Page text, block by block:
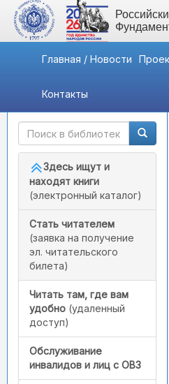
Главная / Новости
Контакты
Быстрый доступ
Здесь ищут и
находят книги
(электронный каталог)
Стать читателем
(заявка на получение
эл. читательского
билета)
Читать там, где вам
удобно (удаленный
доступ)
Обслуживание
инвалидов и лиц с ОВЗ